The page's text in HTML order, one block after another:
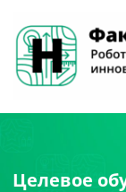
Школьникам
Абитуриентам